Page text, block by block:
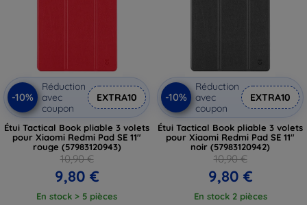
-10%
Réduction
avec
coupon
EXTRA10
Étui Tactical Book pliable 3 volets
pour Xiaomi Redmi Pad SE 11"
rouge (57983120943)
10,90 €
9,80 €
En stock > 5 pièces
-10%
Réduction
avec
coupon
EXTRA10
Étui Tactical Book pliable 3 volets
pour Xiaomi Redmi Pad SE 11"
noir (57983120942)
10,90 €
9,80 €
En stock 2 pièces